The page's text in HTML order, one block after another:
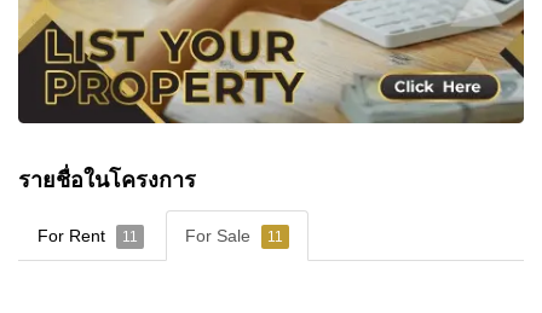
รายชื่อในโครงการ
For Rent 11 For Sale 11